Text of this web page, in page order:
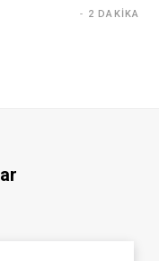
2 DAKIKA